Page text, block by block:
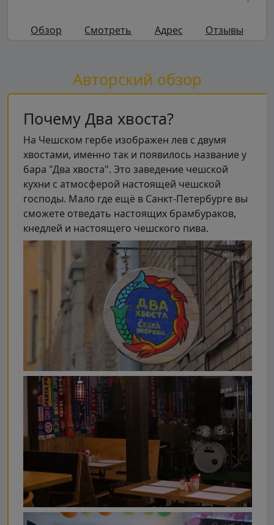
Обзор Смотреть Адрес Отзывы
Авторский обзор
Почему Два хвоста?
На Чешском гербе изображен лев с двумя
хвостами, именно так и появилось название у
бара "Два хвоста". Это заведение чешской
кухни с атмосферой настоящей чешской
господы. Мало где ещё в Санкт-Петербурге вы
сможете отведать настоящих брамбураков,
кнедлей и настоящего чешского пива.